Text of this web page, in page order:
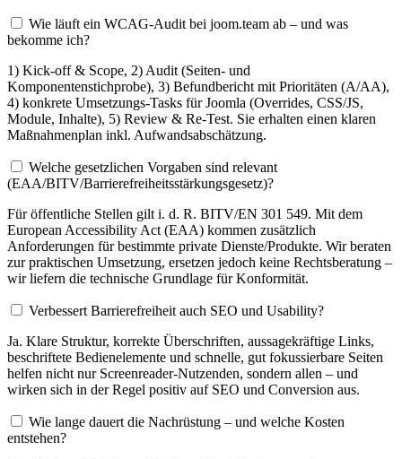
Wie läuft ein WCAG-Audit bei joom.team ab – und was
bekomme ich?
1) Kick-off & Scope, 2) Audit (Seiten- und
Komponentenstichprobe), 3) Befundbericht mit Prioritäten (A/AA),
4) konkrete Umsetzungs-Tasks für Joomla (Overrides, CSS/JS,
Module, Inhalte), 5) Review & Re-Test. Sie erhalten einen klaren
Maßnahmenplan inkl. Aufwandsabschätzung.
Welche gesetzlichen Vorgaben sind relevant
(EAA/BITV/Barrierefreiheitsstärkungsgesetz)?
Für öffentliche Stellen gilt i. d. R. BITV/EN 301 549. Mit dem
European Accessibility Act (EAA) kommen zusätzlich
Anforderungen für bestimmte private Dienste/Produkte. Wir beraten
zur praktischen Umsetzung, ersetzen jedoch keine Rechtsberatung –
wir liefern die technische Grundlage für Konformität.
Verbessert Barrierefreiheit auch SEO und Usability?
Ja. Klare Struktur, korrekte Überschriften, aussagekräftige Links,
beschriftete Bedienelemente und schnelle, gut fokussierbare Seiten
helfen nicht nur Screenreader-Nutzenden, sondern allen – und
wirken sich in der Regel positiv auf SEO und Conversion aus.
Wie lange dauert die Nachrüstung – und welche Kosten
entstehen?